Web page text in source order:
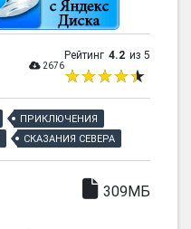
2676
Рейтинг 4.2 из 5
ПРИКЛЮЧЕНИЯ
СКАЗАНИЯ СЕВЕРА
309МБ